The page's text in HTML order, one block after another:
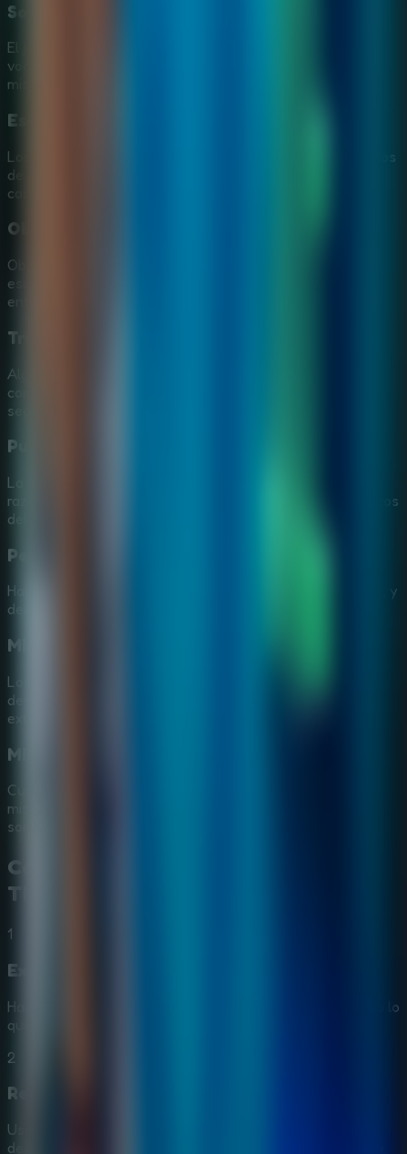
Soporte en varios idiomas
El juego permite jugar en más de 10 idiomas y conserva
voces en inglés que refuerzan el tono de investigación y
misterio.
Escenarios con buen ritmo visual y sonoro
Los lugares están llenos de detalles, animaciones y efectos
de sonido que hacen que cada pista parezca parte de un
caso mayor.
Objetos ocultos y pistas importantes
Observa cada rincón para encontrar símbolos, objetos
escondidos y detalles que ayudan a resolver puzles y
entender el poder de las piedras.
Trampas y decisiones bajo presión
Algunas escenas ponen a Margaret en peligro, así que
conviene leer bien las pistas y elegir con cuidado para
seguir avanzando.
Puzles de lógica conectados con la historia
La investigación combina observación, inventario y
razonamiento para abrir nuevas zonas y revelar fragmentos
del misterio.
Personajes con información clave
Habla con personajes que pueden ayudarte o confundirte, y
decide qué detalles encajan realmente dentro del caso.
Minijuegos que rompen la rutina
Los minijuegos añaden variedad a la búsqueda y
desbloquean nuevos datos sobre el meteorito y sus
extraños efectos.
Misión especial de Halloween
Cuando el evento está disponible, puedes descubrir una
misión de Halloween con escenarios inquietantes y
sorpresas de temporada.
Cómo Jugar a
The Stones
1
Explora cada escenario
Haz clic para moverte, inspeccionar objetos y revisar todo lo
que pueda estar relacionado con la caída del meteorito.
2
Resuelve puzles y minijuegos
Usa los objetos del inventario y la lógica para completar
desafíos que abren nuevas zonas y escenas de la historia.